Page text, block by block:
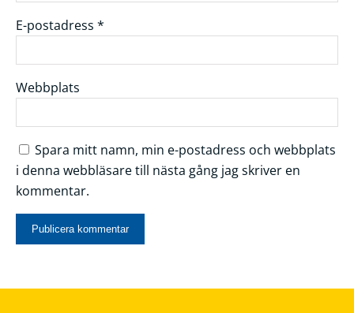
E-postadress *
Webbplats
Spara mitt namn, min e-postadress och webbplats
i denna webbläsare till nästa gång jag skriver en
kommentar.